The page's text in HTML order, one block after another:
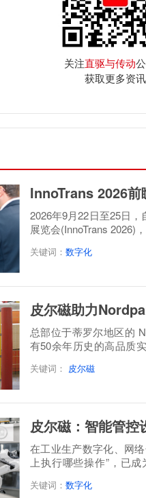
关注直驱与传动
获取更多资讯
InnoTrans 2026
2026年9月22日至25日
展览会(InnoTrans 2026)
关键词： 数字化
皮尔磁助力
总部位于蒂罗尔地区的
有50余年历史的高品质
关键词： 皮尔磁
皮尔磁：智能管控
在工业生产数字化、网
上执行哪些操作”，已
关键词： 数字化